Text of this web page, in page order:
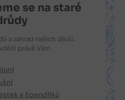
se na staré
a zahrad našich dědů.
právě Vám.
a špendlíků